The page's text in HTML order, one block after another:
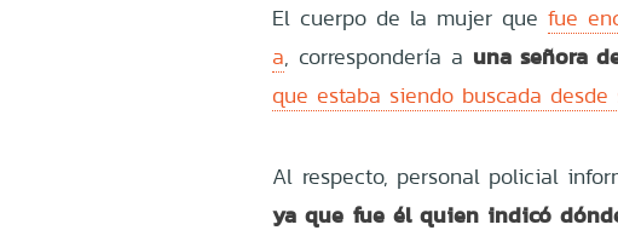
El cuerpo de la mujer que fue
a, correspondería a una señora
que estaba siendo buscada desde
Al respecto, personal policial
ya que fue él quien indicó